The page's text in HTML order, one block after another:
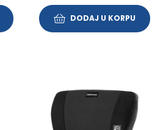
DODAJ U KORPU